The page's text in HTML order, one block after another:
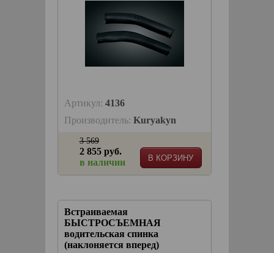
Артикул: 4136
Производитель: Kuryakyn
В КОРЗИНУ
3 569
2 855 руб.
в наличии
Встраиваемая
БЫСТРОСЪЕМНАЯ
водительская спинка
(наклоняется вперед)